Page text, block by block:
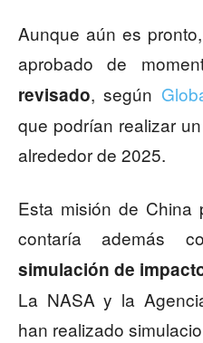
Aunque aún es
aprobado de
revisado, según
que podrían realizar
alrededor de 2025.
Esta misión de China
contaría además
simulación de
La NASA y la
han realizado